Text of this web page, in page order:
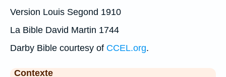
Version Louis Segond 1910
La Bible David Martin 1744
Darby Bible courtesy of CCEL.org.
Contexte